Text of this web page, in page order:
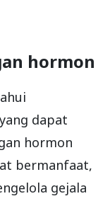
hormon
dapat
hormon
bermanfaat,
gejala